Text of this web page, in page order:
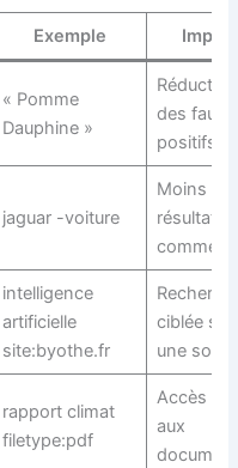
Exemple
« Pomme
Dauphine »
Réduction
des faux
positifs
jaguar -voiture
Moins de
résultats
intelligence
artificielle
site:byothe.fr
ciblée sur
une
rapport climat
filetype:pdf
Accès
aux